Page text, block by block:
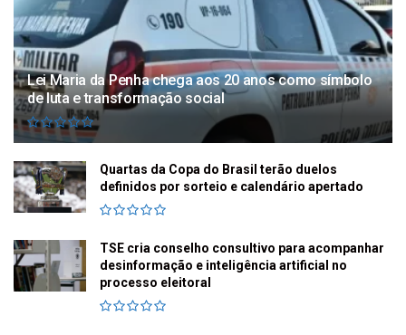
Lei Maria da Penha chega aos 20 anos como símbolo
de luta e transformação social
Quartas da Copa do Brasil terão duelos
definidos por sorteio e calendário apertado
TSE cria conselho consultivo para acompanhar
desinformação e inteligência artificial no
processo eleitoral